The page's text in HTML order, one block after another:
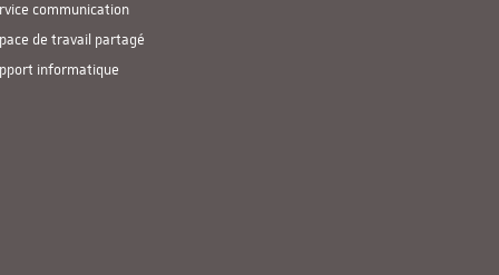
communication
de travail partagé
informatique